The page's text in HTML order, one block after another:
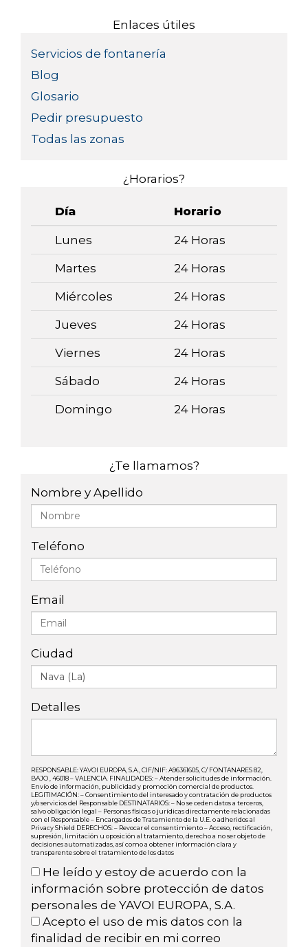
Enlaces útiles
Servicios de fontanería
Blog
Glosario
Pedir presupuesto
Todas las zonas
¿Horarios?
Día Horario
Lunes 24 Horas
Martes 24 Horas
Miércoles 24 Horas
Jueves 24 Horas
Viernes 24 Horas
Sábado 24 Horas
Domingo 24 Horas
¿Te llamamos?
Nombre y Apellido
Teléfono
Email
Ciudad
Detalles
RESPONSABLE: YAVOI EUROPA, S.A., CIF/NIF: A96361605, C/ FONTANARES 82,
BAJO , 46018 – VALENCIA. FINALIDADES: – Atender solicitudes de información.
Envío de información, publicidad y promoción comercial de productos.
LEGITIMACIÓN: – Consentimiento del interesado y contratación de productos
y/o servicios del Responsable DESTINATARIOS: – No se ceden datos a terceros,
salvo obligación legal – Personas físicas o jurídicas directamente relacionadas
con el Responsable – Encargados de Tratamiento de la U.E. o adheridos al
Privacy Shield DERECHOS: – Revocar el consentimiento – Acceso, rectificación,
supresión, limitación u oposición al tratamiento, derecho a no ser objeto de
decisiones automatizadas, así como a obtener información clara y
transparente sobre el tratamiento de los datos
He leído y estoy de acuerdo con la
información sobre protección de datos
personales de YAVOI EUROPA, S.A.
Acepto el uso de mis datos con la
finalidad de recibir en mi correo